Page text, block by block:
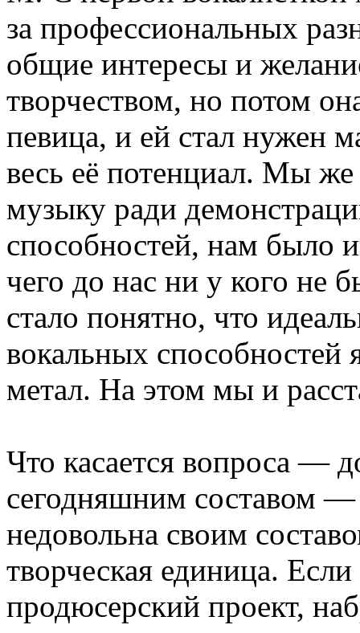
за профессиональных
общие интересы и
творчеством, но потом
певица, и ей стал нужен
весь её потенциал. Мы же
музыку ради
способностей, нам было
чего до нас ни у кого не
стало понятно, что
вокальных способностей
метал. На этом мы и
Что касается вопроса —
сегодняшним составом
недовольна своим
творческая единица.
продюсерский проект,